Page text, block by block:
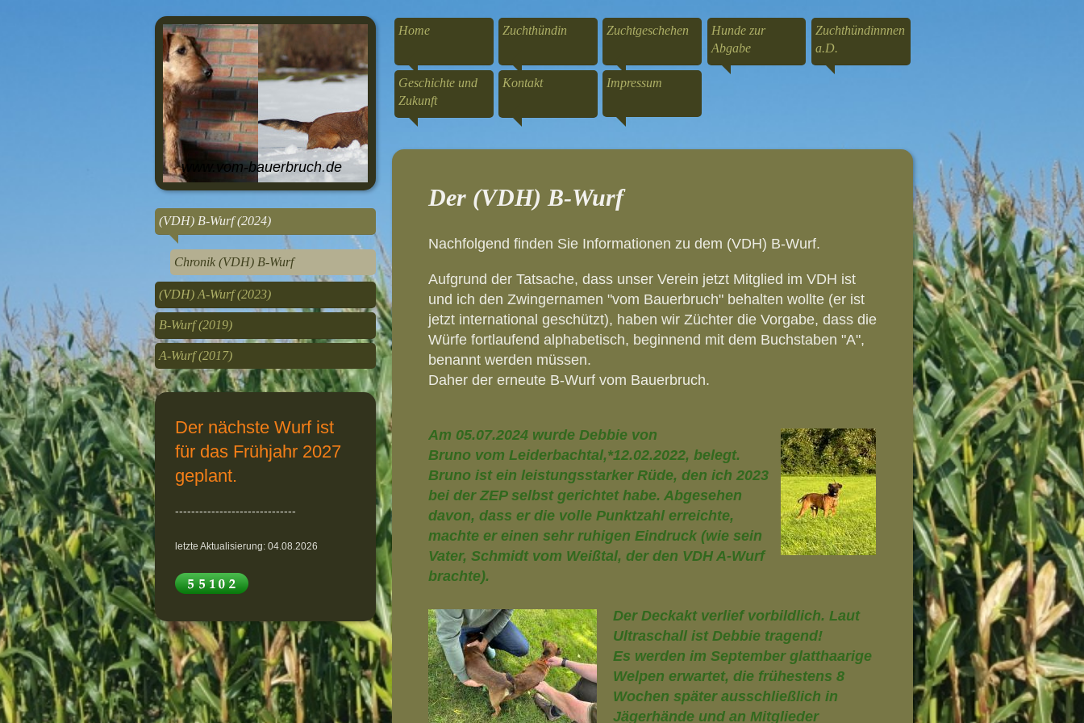
www.vom-bauerbruch.de
(VDH) B-Wurf (2024)
Chronik (VDH) B-Wurf
(VDH) A-Wurf (2023)
B-Wurf (2019)
A-Wurf (2017)
Der nächste Wurf ist
für das Frühjahr 2027
geplant.
------------------------------
letzte Aktualisierung: 04.08.2026
Home Zuchthündin Zuchtgeschehen
Hunde zur
Abgabe
Zuchthündinnnen
a.D.
Geschichte und
Zukunft
Kontakt Impressum
Der (VDH) B-Wurf
Nachfolgend finden Sie Informationen zu dem (VDH) B-Wurf.
Aufgrund der Tatsache, dass unser Verein jetzt Mitglied im VDH ist
und ich den Zwingernamen "vom Bauerbruch" behalten wollte (er ist
jetzt international geschützt), haben wir Züchter die Vorgabe, dass die
Würfe fortlaufend alphabetisch, beginnend mit dem Buchstaben "A",
benannt werden müssen.
Daher der erneute B-Wurf vom Bauerbruch.
Am 05.07.2024 wurde Debbie von
Bruno vom Leiderbachtal,*12.02.2022, belegt.
Bruno ist ein leistungsstarker Rüde, den ich 2023
bei der ZEP selbst gerichtet habe. Abgesehen
davon, dass er die volle Punktzahl erreichte,
machte er einen sehr ruhigen Eindruck (wie sein
Vater, Schmidt vom Weißtal, der den VDH A-Wurf
brachte).
Der Deckakt verlief vorbildlich. Laut
Ultraschall ist Debbie tragend!
Es werden im September glatthaarige
Welpen erwartet, die frühestens 8
Wochen später ausschließlich in
Jägerhände und an Mitglieder